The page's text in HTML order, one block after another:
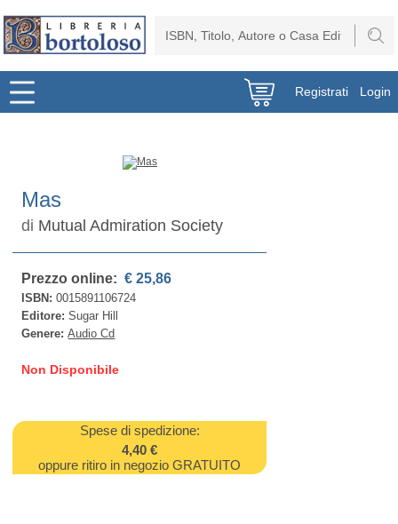
Registrati Login
Mas
di Mutual Admiration Society
Prezzo online: € 25,86
ISBN:0015891106724
Editore:Sugar Hill
Genere:Audio Cd
Non Disponibile
Spese di spedizione:
4,40 €
oppure ritiro in negozio GRATUITO